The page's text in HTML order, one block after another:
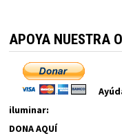
APOYA NUESTRA
iluminar:
DONA AQUÍ